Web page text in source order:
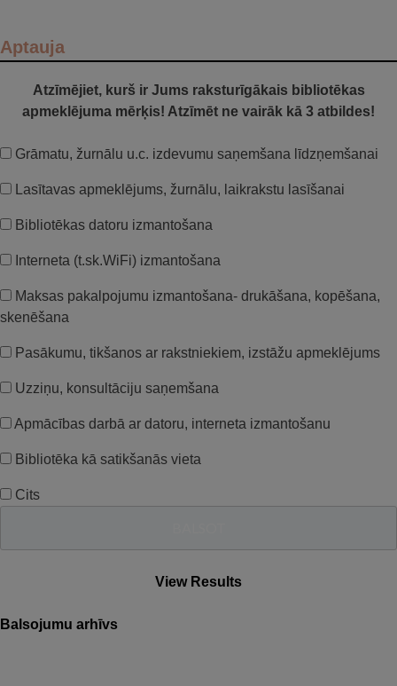
Aptauja
Atzīmējiet, kurš ir Jums raksturīgākais bibliotēkas
apmeklējuma mērķis! Atzīmēt ne vairāk kā 3 atbildes!
Grāmatu, žurnālu u.c. izdevumu saņemšana līdzņemšanai
Lasītavas apmeklējums, žurnālu, laikrakstu lasīšanai
Bibliotēkas datoru izmantošana
Interneta (t.sk.WiFi) izmantošana
Maksas pakalpojumu izmantošana- drukāšana, kopēšana,
skenēšana
Pasākumu, tikšanos ar rakstniekiem, izstāžu apmeklējums
Uzziņu, konsultāciju saņemšana
Apmācības darbā ar datoru, interneta izmantošanu
Bibliotēka kā satikšanās vieta
Cits
View Results
Balsojumu arhīvs